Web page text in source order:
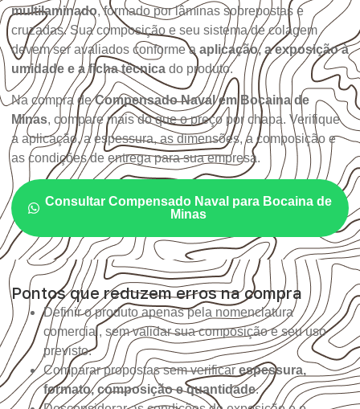
multilaminado, formado por lâminas sobrepostas e
cruzadas. Sua composição e seu sistema de colagem
devem ser avaliados conforme a aplicação, a exposição à
umidade e a ficha técnica do produto.
Na compra deCompensado Naval em Bocaina de
Minas, compare mais do que o preço por chapa. Verifique
a aplicação, a espessura, as dimensões, a composição e
as condições de entrega para sua empresa.
Consultar Compensado Naval para Bocaina de
Minas
Pontos que reduzem erros na compra
Definir o produto apenas pela nomenclatura
comercial, sem validar sua composição e seu uso
previsto.
Comparar propostas sem verificar espessura,
formato, composição e quantidade.